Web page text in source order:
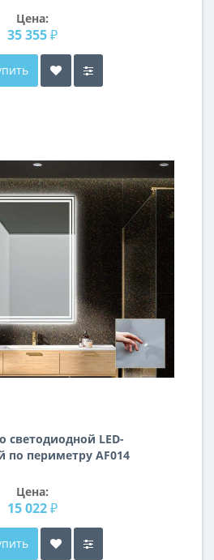
Цена:
35 355 ₽
светодиодной LED-
по периметру AF014
Цена:
15 022 ₽